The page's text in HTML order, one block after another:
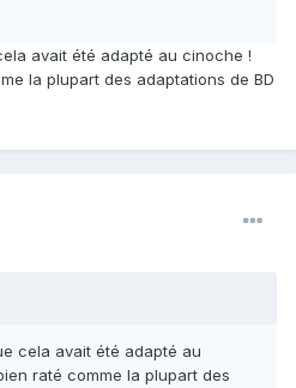
avait été adapté au cinoche !
la plupart des adaptations de BD
cela avait été adapté au
raté comme la plupart des